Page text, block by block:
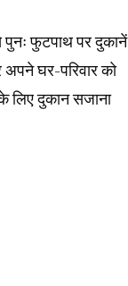
फुटपाथ पर दुकानें
घर-परिवार को
लिए दुकान सजाना